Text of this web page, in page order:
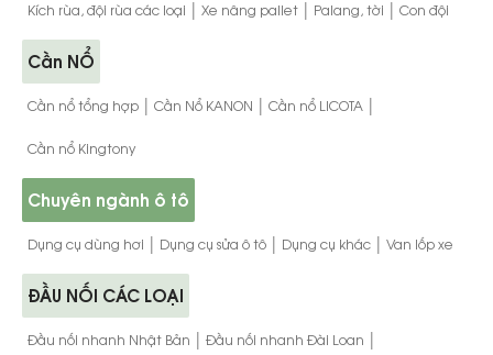
Kích rùa, đội rùa các loại | Xe nâng pallet | Palang, tời | Con đội
Cần NỔ
Cần nổ tổng hợp | Cần Nổ KANON | Cần nổ LICOTA |
Cần nổ Kingtony
Chuyên ngành ô tô
Dụng cụ dùng hơi | Dụng cụ sửa ô tô | Dụng cụ khác | Van lốp xe
ĐẦU NỐI CÁC LOẠI
Đầu nối nhanh Nhật Bản | Đầu nối nhanh Đài Loan |